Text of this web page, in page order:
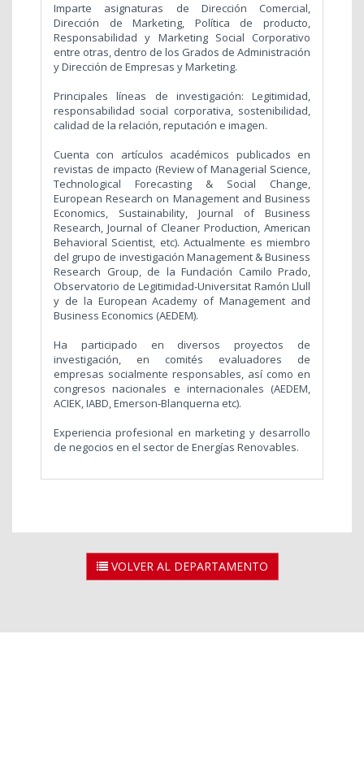
Imparte asignaturas de Dirección Comercial,
Dirección de Marketing, Política de producto,
Responsabilidad y Marketing Social Corporativo
entre otras, dentro de los Grados de Administración
y Dirección de Empresas y Marketing.
Principales líneas de investigación: Legitimidad,
responsabilidad social corporativa, sostenibilidad,
calidad de la relación, reputación e imagen.
Cuenta con artículos académicos publicados en
revistas de impacto (Review of Managerial Science,
Technological Forecasting & Social Change,
European Research on Management and Business
Economics, Sustainability, Journal of Business
Research, Journal of Cleaner Production, American
Behavioral Scientist, etc). Actualmente es miembro
del grupo de investigación Management & Business
Research Group, de la Fundación Camilo Prado,
Observatorio de Legitimidad-Universitat Ramón Llull
y de la European Academy of Management and
Business Economics (AEDEM).
Ha participado en diversos proyectos de
investigación, en comités evaluadores de
empresas socialmente responsables, así como en
congresos nacionales e internacionales (AEDEM,
ACIEK, IABD, Emerson-Blanquerna etc).
Experiencia profesional en marketing y desarrollo
de negocios en el sector de Energías Renovables.
VOLVER AL DEPARTAMENTO